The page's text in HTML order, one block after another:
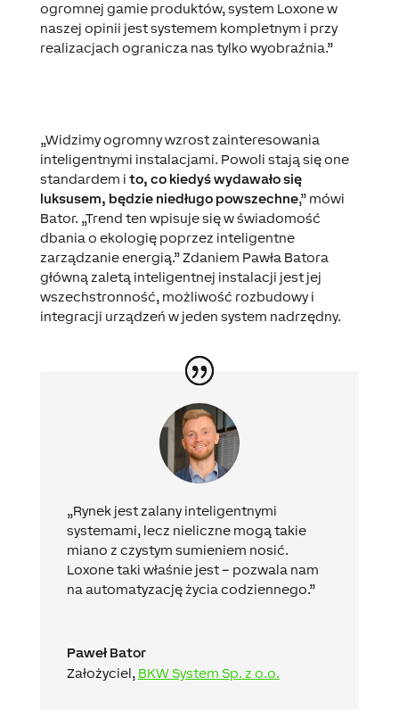
ogromnej gamie produktów, system Loxone w
naszej opinii jest systemem kompletnym i przy
realizacjach ogranicza nas tylko wyobraźnia.”
„Widzimy ogromny wzrost zainteresowania
inteligentnymi instalacjami. Powoli stają się one
standardem i to, co kiedyś wydawało się
luksusem, będzie niedługo powszechne,” mówi
Bator. „Trend ten wpisuje się w świadomość
dbania o ekologię poprzez inteligentne
zarządzanie energią.” Zdaniem Pawła Batora
główną zaletą inteligentnej instalacji jest jej
wszechstronność, możliwość rozbudowy i
integracji urządzeń w jeden system nadrzędny.
„Rynek jest zalanyinteligentnymi
systemami, lecz nieliczne mogą takie
miano z czystym sumieniem nosić.
Loxone taki właśnie jest – pozwala nam
na automatyzację życia codziennego.”
Paweł Bator
Założyciel, BKW System Sp. z o.o.